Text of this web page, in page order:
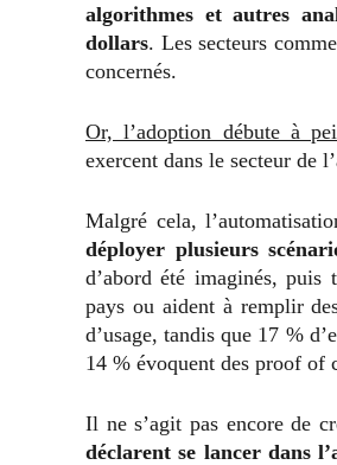
algorithmes et autres
dollars. Les secteurs
concernés.
Or, l’adoption débute à
exercent dans le secteur de
Malgré cela,
déployer plusieurs
d’abord été imaginés, puis
pays ou aident à remplir
d’usage, tandis que 17 %
14 % évoquent des proof of
Il ne s’agit pas encore de
déclarent se lancer dans